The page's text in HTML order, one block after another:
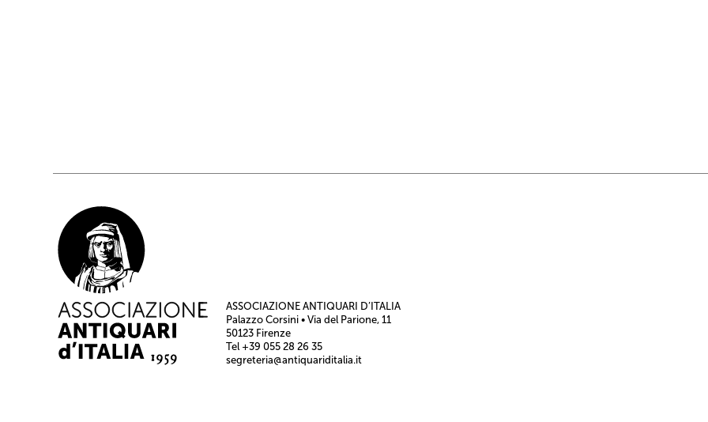
ASSOCIAZIONE ANTIQUARI D’ITALIA
Palazzo Corsini • Via del Parione, 11
50123 Firenze
Tel +39 055 28 26 35
segreteria@antiquariditalia.it